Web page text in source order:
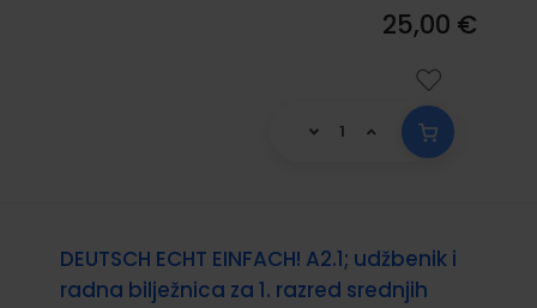
25,00 €
DEUTSCH ECHT EINFACH! A2.1; udžbenik i
radna bilježnica za 1. razred srednjih